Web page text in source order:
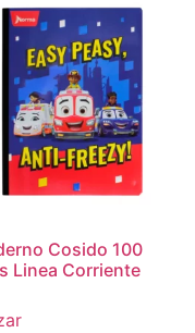
Cosido 100
Linea Corriente